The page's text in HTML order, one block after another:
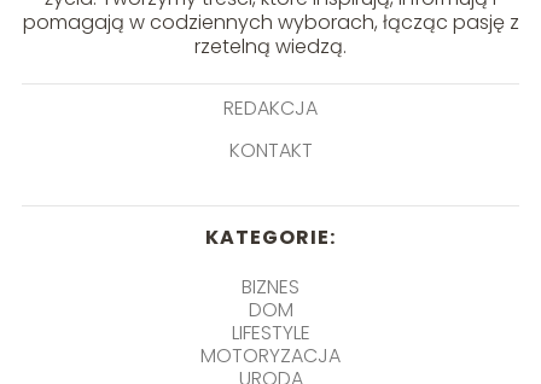
pomagają w codziennych wyborach, łącząc pasję z
rzetelną wiedzą.
REDAKCJA
KONTAKT
KATEGORIE:
BIZNES
DOM
LIFESTYLE
MOTORYZACJA